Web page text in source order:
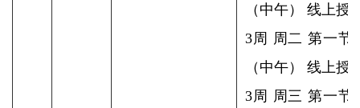
（中午） 线上授
3周 周二 第一节
（中午） 线上授
3周 周三 第一节